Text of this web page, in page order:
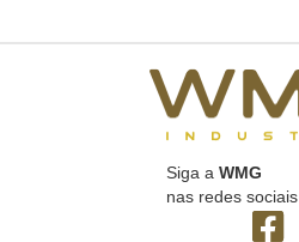
Siga a WMG
nas redes sociais